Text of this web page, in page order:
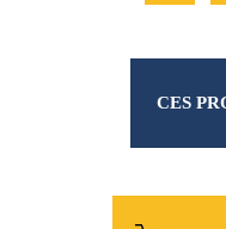
CES